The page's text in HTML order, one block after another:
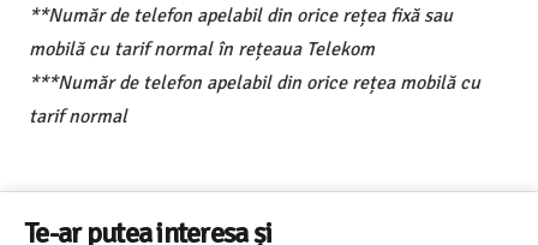
**Număr de telefon apelabil din orice rețea fixă sau
mobilă cu tarif normal în rețeaua Telekom
***Număr de telefon apelabil din orice rețea mobilă cu
tarif normal
Te-ar putea interesa și